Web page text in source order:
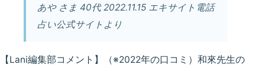
あや さま 40代 2022.11.15 エキサイト電話
占い公式サイトより
【Lani編集部コメント】
（※2022年の口コミ）和來先生の